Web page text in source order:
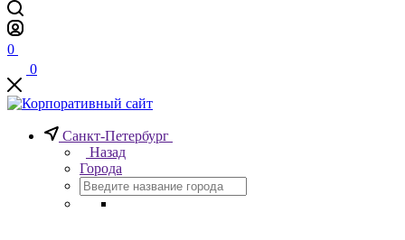
0
0
Санкт-Петербург
Назад
Города